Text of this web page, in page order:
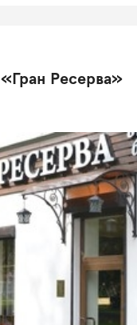
«Гран Ресерва»